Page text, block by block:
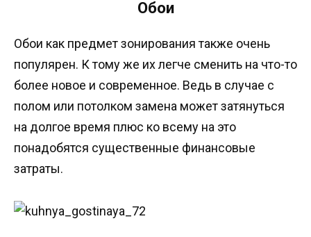
Обои
Обои как предмет зонирования также очень
популярен. К тому же их легче сменить на что-то
более новое и современное. Ведь в случае с
полом или потолком замена может затянуться
на долгое время плюс ко всему на это
понадобятся существенные финансовые
затраты.